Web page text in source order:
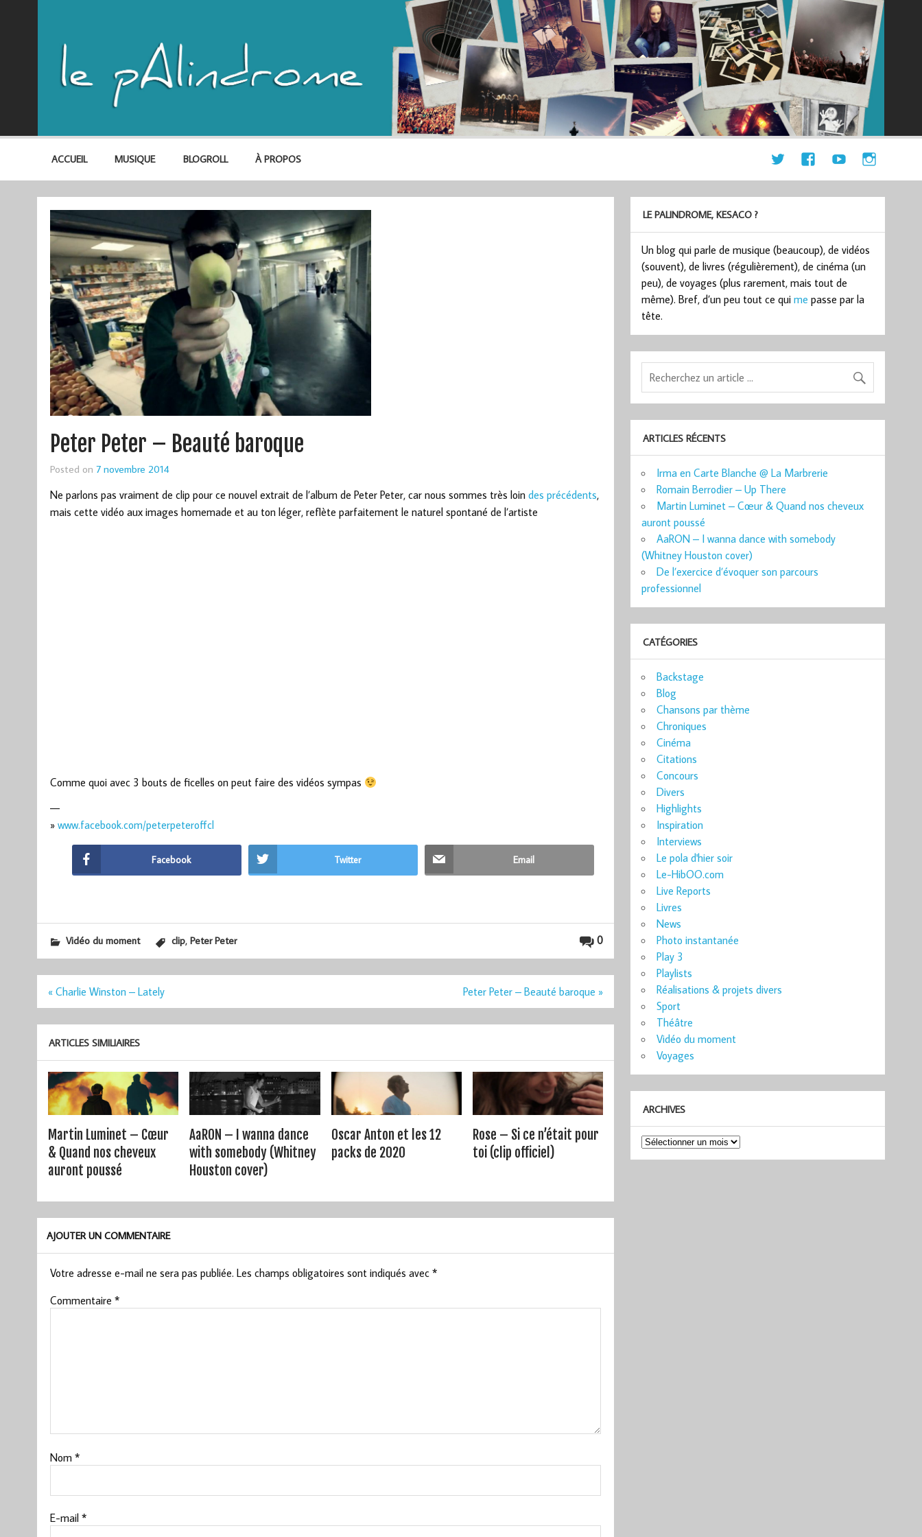
ACCUEIL MUSIQUE BLOGROLL À PROPOS
Peter Peter – Beauté baroque
Posted on 7 novembre 2014
Ne parlons pas vraiment de clip pour ce nouvel extrait de l’album de Peter Peter, car nous sommes très loin des précédents,
mais cette vidéo aux images homemade et au ton léger, reflète parfaitement le naturel spontané de l’artiste
Comme quoi avec 3 bouts de ficelles on peut faire des vidéos sympas
—
» www.facebook.com/peterpeteroffcl
Facebook Twitter Email
0
Vidéo du moment clip, Peter Peter
Navigation
« Charlie Winston – Lately Peter Peter – Beauté baroque »
ARTICLES SIMILIAIRES
Martin Luminet – Cœur
& Quand nos cheveux
auront poussé
AaRON – I wanna dance
with somebody (Whitney
Houston cover)
Oscar Anton et les 12
packs de 2020
Rose – Si ce n’était pour
toi (clip officiel)
AJOUTER UN COMMENTAIRE
Votre adresse e-mail ne sera pas publiée. Les champs obligatoires sont indiqués avec *
Commentaire *
Nom *
E-mail *
LE PALINDROME, KESACO ?
Un blog qui parle de musique (beaucoup), de vidéos
(souvent), de livres (régulièrement), de cinéma (un
peu), de voyages (plus rarement, mais tout de
même). Bref, d’un peu tout ce quime passe par la
tête.
ARTICLES RÉCENTS
Irma en Carte Blanche @ La Marbrerie
Romain Berrodier – Up There
Martin Luminet – Cœur & Quand nos cheveux
auront poussé
AaRON – I wanna dance with somebody
(Whitney Houston cover)
De l’exercice d’évoquer son parcours
professionnel
CATÉGORIES
Backstage
Blog
Chansons par thème
Chroniques
Cinéma
Citations
Concours
Divers
Highlights
Inspiration
Interviews
Le pola d'hier soir
Le-HibOO.com
Live Reports
Livres
News
Photo instantanée
Play 3
Playlists
Réalisations & projets divers
Sport
Théâtre
Vidéo du moment
Voyages
ARCHIVES
Archives